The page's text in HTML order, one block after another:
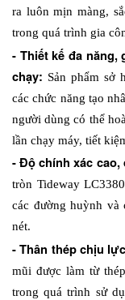
ra luôn mịn màng,
trong quá trình gia
- Thiết kế đa
chạy: Sản phẩm sở
các chức năng tạo
người dùng có thể
lần chạy máy, tiết
- Độ chính xác cao,
tròn Tideway
các đường huỳnh và
nét.
- Thân thép chịu
mũi được làm từ
trong quá trình sử